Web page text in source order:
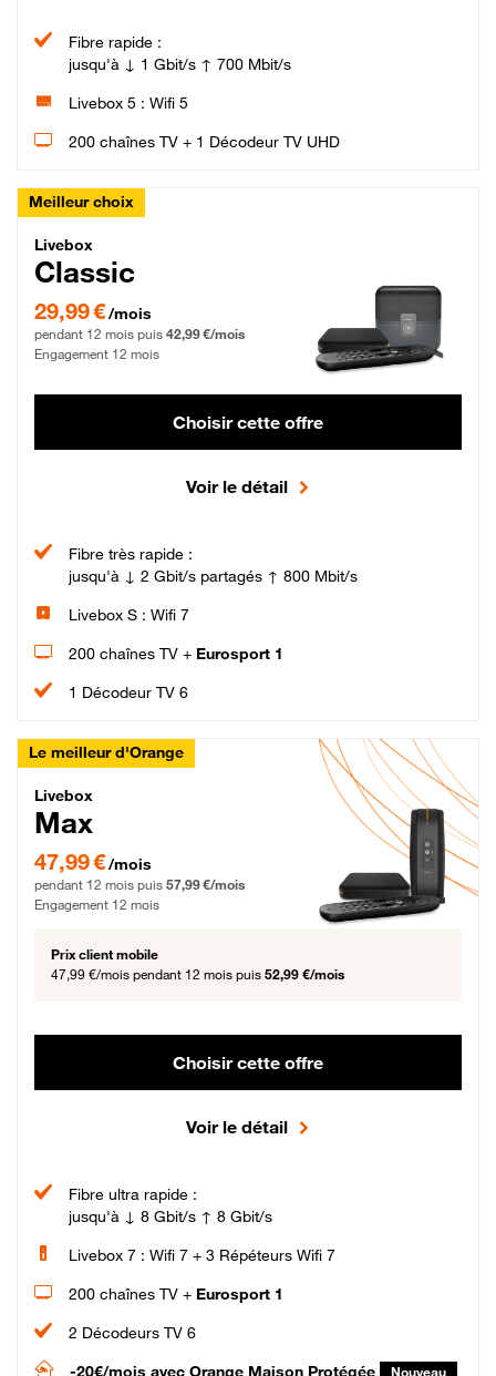
Fibre rapide :
jusqu'à ↓ 1 Gbit/s ↑ 700 Mbit/s
Livebox 5 : Wifi 5
200 chaînes TV + 1 Décodeur TV UHD
Meilleur choix
Livebox Classic Fibre
Livebox
Classic
29,99 € par mois pendant 12 mois puis 42,99 € par mois, Engagement 12 mois
29,99 €/mois
pendant 12 mois puis 42,99 €/mois
Engagement 12 mois
Choisir cette offre
Voir le détail
Fibre très rapide :
jusqu'à ↓ 2 Gbit/s partagés ↑ 800 Mbit/s
Livebox S : Wifi 7
200 chaînes TV + Eurosport 1
1 Décodeur TV 6
Le meilleur d'Orange
Livebox Max Fibre
Livebox
Max
47,99 € par mois pendant 12 mois puis 57,99 € par mois, Engagement 12 mois
47,99 €/mois
pendant 12 mois puis 57,99 €/mois
Engagement 12 mois
Prix client mobile
47,99 €/mois pendant 12 mois puis 52,99 €/mois
Choisir cette offre
Voir le détail
Fibre ultra rapide :
jusqu'à ↓ 8 Gbit/s ↑ 8 Gbit/s
Livebox 7 : Wifi 7 + 3 Répéteurs Wifi 7
200 chaînes TV + Eurosport 1
2 Décodeurs TV 6
-20€/mois avec Orange Maison Protégée Nouveau